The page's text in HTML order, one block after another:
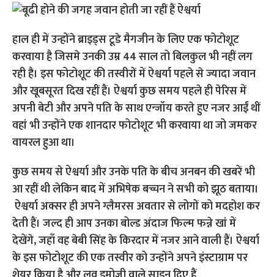
हाल ही में उन्होंने ब्राइड्स टूडे मैगजीन के लिए एक फोटोशूट
करवाया है जिसमे उनकी उम्र 44 साल तो बिलकुल भी नहीं लग
रही है। इस फोटोशूट की तस्वीरों में ऐश्वर्या पहले से ज्यादा जवान
और खूबसूरत दिख रहीं हैं। ऐश्वर्या कुछ समय पहले ही पेरिस में
अपनी बेटी और अपने पति के साथ एन्जॉय करते हुए नजर आईं थीं
वहां भी उन्होंने एक शानदार फोटोशूट भी करवाया था जो जमकर
वायरल हुआ था।
कुछ समय से ऐश्वर्या और उनके पति के बीच अनबन की खबरें भी
आ रहीं थी लेकिन बाद में अभिषेक बच्चन ने सभी को झूठ बताया।
ऐश्वर्या अक्सर ही अपने ग्लैमरस अवतार से लोगों को मदहोश कर
देती हैं। जल्द ही आप उनका बोल्ड अंदाज फिल्म फन्ने खां में
देखेंगे, जहाँ वह बेबी सिंह के किरदार में नजर आने वाली हैं। ऐश्वर्या
के इस फोटोशूट की एक तस्वीर को उन्होंने अपने इंस्टाग्राम पर